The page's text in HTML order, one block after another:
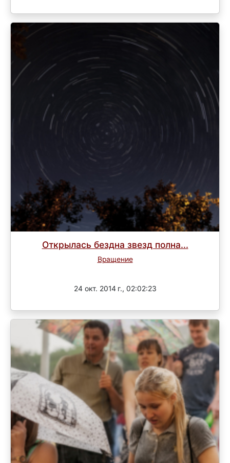
Открылась бездна звезд полна...
Вращение
24 окт. 2014 г., 02:02:23